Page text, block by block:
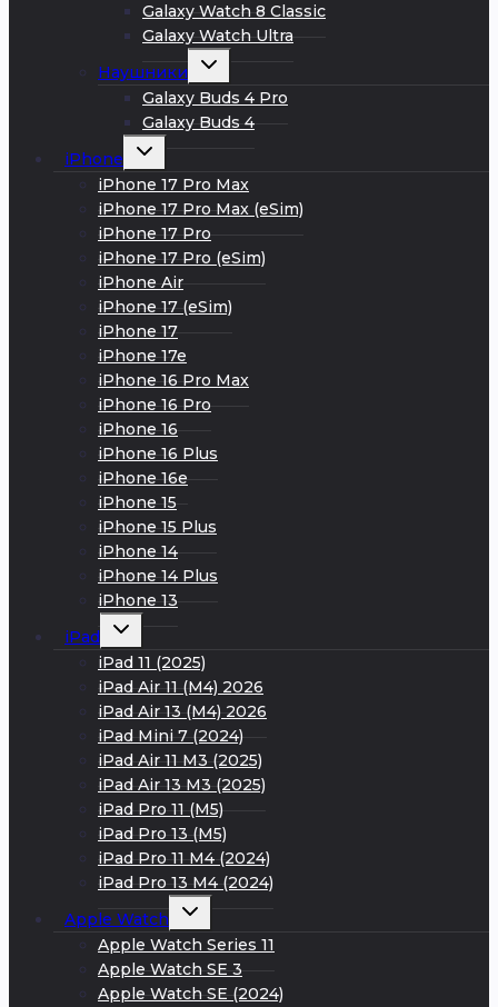
Galaxy Watch 8 Classic
Galaxy Watch Ultra
Наушники
Развернуть
меню
Galaxy Buds 4 Pro
Galaxy Buds 4
iPhone
Развернуть
меню
iPhone 17 Pro Max
iPhone 17 Pro Max (eSim)
iPhone 17 Pro
iPhone 17 Pro (eSim)
iPhone Air
iPhone 17 (eSim)
iPhone 17
iPhone 17e
iPhone 16 Pro Max
iPhone 16 Pro
iPhone 16
iPhone 16 Plus
iPhone 16e
iPhone 15
iPhone 15 Plus
iPhone 14
iPhone 14 Plus
iPhone 13
iPad
Развернуть
меню
iPad 11 (2025)
iPad Air 11 (M4) 2026
iPad Air 13 (M4) 2026
iPad Mini 7 (2024)
iPad Air 11 M3 (2025)
iPad Air 13 M3 (2025)
iPad Pro 11 (M5)
iPad Pro 13 (M5)
iPad Pro 11 M4 (2024)
iPad Pro 13 M4 (2024)
Apple Watch
Развернуть
меню
Apple Watch Series 11
Apple Watch SE 3
Apple Watch SE (2024)